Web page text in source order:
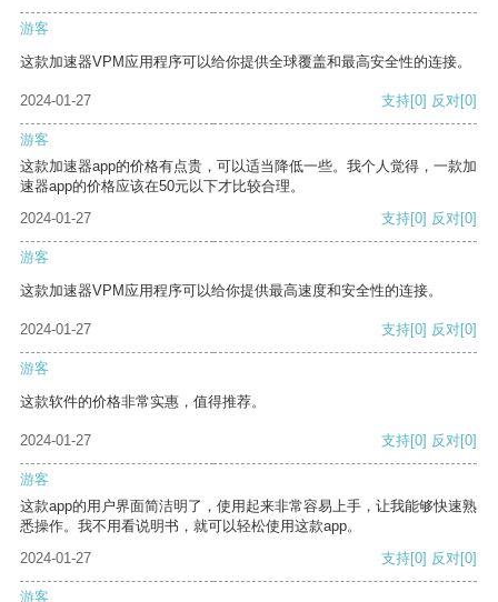
游客
这款加速器VPM应用程序可以给你提供全球覆盖和最高安全性的连接。
2024-01-27 支持[0] 反对[0]
游客
这款加速器app的价格有点贵，可以适当降低一些。我个人觉得，一款加
速器app的价格应该在50元以下才比较合理。
2024-01-27
支持[0] 反对[0]
游客
这款加速器VPM应用程序可以给你提供最高速度和安全性的连接。
2024-01-27 支持[0] 反对[0]
游客
这款软件的价格非常实惠，值得推荐。
2024-01-27 支持[0] 反对[0]
游客
这款app的用户界面简洁明了，使用起来非常容易上手，让我能够快速熟
悉操作。我不用看说明书，就可以轻松使用这款app。
2024-01-27
支持[0] 反对[0]
游客